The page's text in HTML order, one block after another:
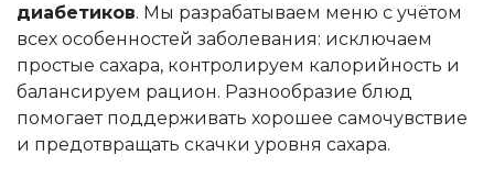
диабетиков. Мы разрабатываем меню с учётом
всех особенностей заболевания: исключаем
простые сахара, контролируем калорийность и
балансируем рацион. Разнообразие блюд
помогает поддерживать хорошее самочувствие
и предотвращать скачки уровня сахара.